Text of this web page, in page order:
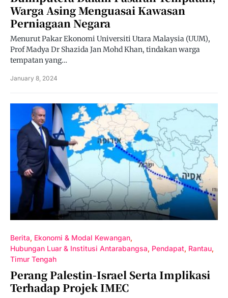
Warga Asing Menguasai Kawasan
Perniagaan Negara
Menurut Pakar Ekonomi Universiti Utara Malaysia (UUM),
Prof Madya Dr Shazida Jan Mohd Khan, tindakan warga
tempatan yang…
January 8, 2024
Berita Ekonomi & Modal Kewangan
Hubungan Luar & Institusi Antarabangsa Pendapat Rantau
Timur Tengah
Perang Palestin-Israel Serta Implikasi
Terhadap Projek IMEC